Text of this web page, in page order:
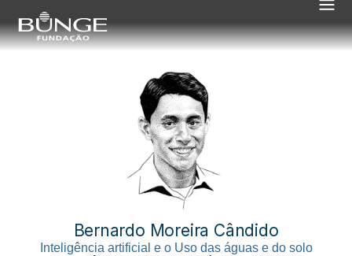
Bernardo Moreira Cândido
Inteligência artificial e o Uso das águas e do solo